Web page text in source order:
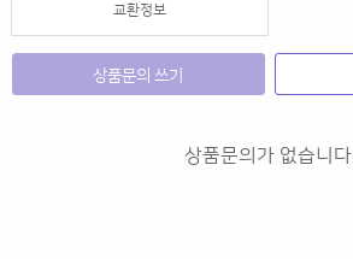
교환정보
상품문의 쓰기
상품문의가 없습니다.